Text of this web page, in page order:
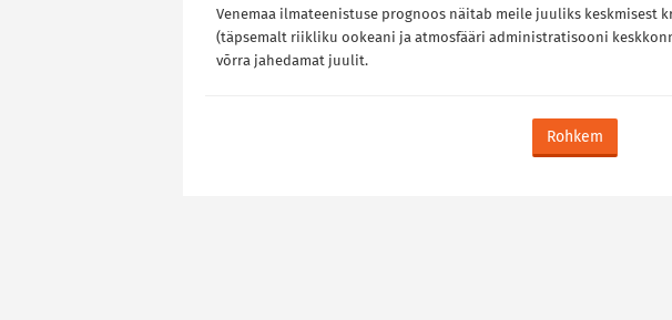
Venemaa ilmateenistuse prognoos näitab meile juuliks keskmisest
(täpsemalt riikliku ookeani ja atmosfääri administratisooni
võrra jahedamat juulit.
Rohkem